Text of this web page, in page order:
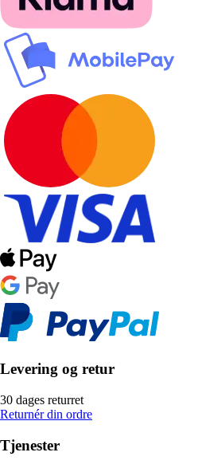
Levering og retur
30 dages returret
Returnér din ordre
Tjenester